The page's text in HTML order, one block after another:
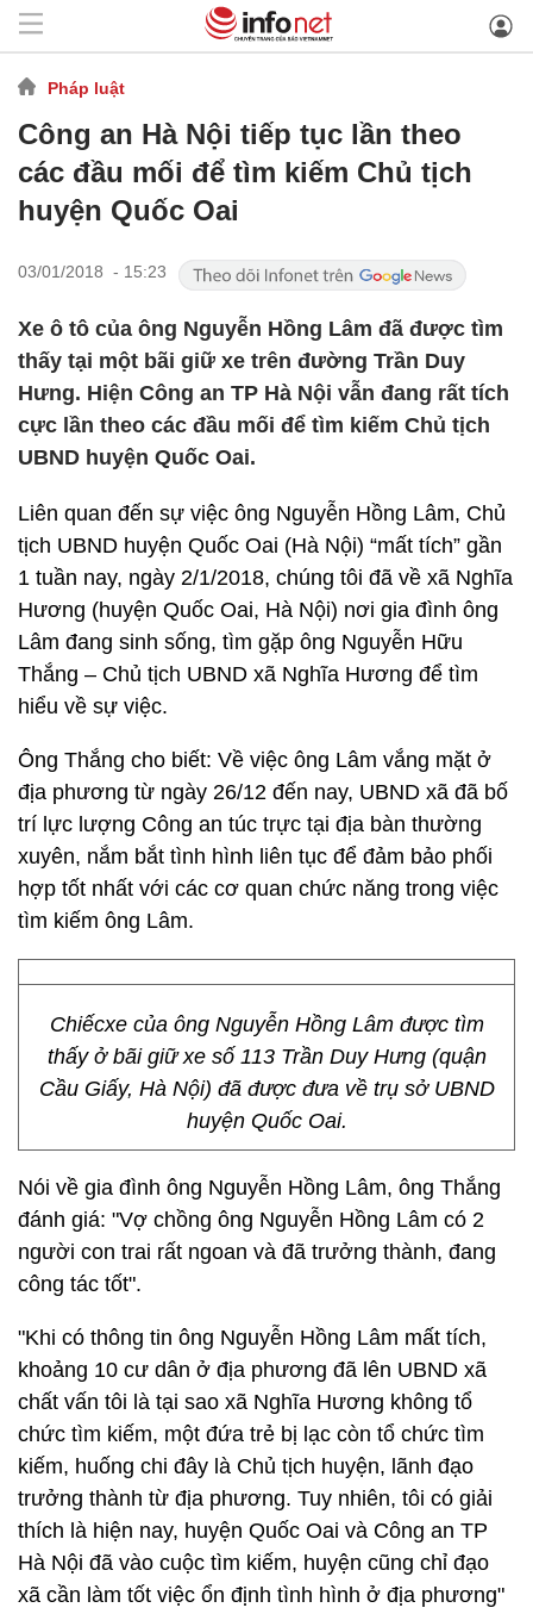
Pháp luật
Công an Hà Nội tiếp tục lần theo
các đầu mối để tìm kiếm Chủ tịch
huyện Quốc Oai
03/01/2018 - 15:23
Xe ô tô của ông Nguyễn Hồng Lâm đã được tìm
thấy tại một bãi giữ xe trên đường Trần Duy
Hưng. Hiện Công an TP Hà Nội vẫn đang rất tích
cực lần theo các đầu mối để tìm kiếm Chủ tịch
UBND huyện Quốc Oai.
Liên quan đến sự việc ông Nguyễn Hồng Lâm, Chủ
tịch UBND huyện Quốc Oai (Hà Nội) “mất tích” gần
1 tuần nay, ngày 2/1/2018, chúng tôi đã về xã Nghĩa
Hương (huyện Quốc Oai, Hà Nội) nơi gia đình ông
Lâm đang sinh sống, tìm gặp ông Nguyễn Hữu
Thắng – Chủ tịch UBND xã Nghĩa Hương để tìm
hiểu về sự việc.
Ông Thắng cho biết: Về việc ông Lâm vắng mặt ở
địa phương từ ngày 26/12 đến nay, UBND xã đã bố
trí lực lượng Công an túc trực tại địa bàn thường
xuyên, nắm bắt tình hình liên tục để đảm bảo phối
hợp tốt nhất với các cơ quan chức năng trong việc
tìm kiếm ông Lâm.
Chiếcxe của ông Nguyễn Hồng Lâm được tìm
thấy ở bãi giữ xe số 113 Trần Duy Hưng (quận
Cầu Giấy, Hà Nội) đã được đưa về trụ sở UBND
huyện Quốc Oai.
Nói về gia đình ông Nguyễn Hồng Lâm, ông Thắng
đánh giá: "Vợ chồng ông Nguyễn Hồng Lâm có 2
người con trai rất ngoan và đã trưởng thành, đang
công tác tốt".
"Khi có thông tin ông Nguyễn Hồng Lâm mất tích,
khoảng 10 cư dân ở địa phương đã lên UBND xã
chất vấn tôi là tại sao xã Nghĩa Hương không tổ
chức tìm kiếm, một đứa trẻ bị lạc còn tổ chức tìm
kiếm, huống chi đây là Chủ tịch huyện, lãnh đạo
trưởng thành từ địa phương. Tuy nhiên, tôi có giải
thích là hiện nay, huyện Quốc Oai và Công an TP
Hà Nội đã vào cuộc tìm kiếm, huyện cũng chỉ đạo
xã cần làm tốt việc ổn định tình hình ở địa phương"